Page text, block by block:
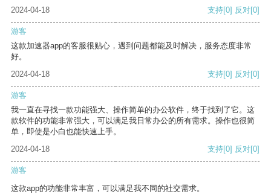
2024-04-18
支持[0] 反对[0]
游客
这款加速器app的客服很贴心，遇到问题都能及时解决，服务态度非常
好。
2024-04-18
支持[0] 反对[0]
游客
我一直在寻找一款功能强大、操作简单的办公软件，终于找到了它。这
款软件的功能非常强大，可以满足我日常办公的所有需求。操作也很简
单，即使是小白也能快速上手。
2024-04-18
支持[0] 反对[0]
游客
这款app的功能非常丰富，可以满足我不同的社交需求。